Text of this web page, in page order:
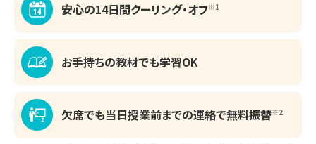
難しい表現には前後の文脈から意味を推測する
力を養う指導を行いました。自習も進んでしてく
れたので、あまりやることをガチガチに決め過ぎ
ず、本人の意思を尊重しました。一方的な解説
もらう双方向の対話を重視しました。
安心の14日間クーリング・オフ※1
お手持ちの教材でも学習OK
欠席でも当日授業前までの連絡で無料振替※2